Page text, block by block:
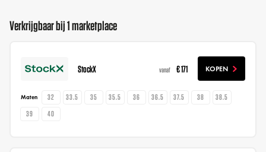
Verkrijgbaar bij 1 marketplace
StockX vanaf € 171 KOPEN
Maten 32 33.5 35 35.5 36 36.5 37.5 38
38.5
39
40